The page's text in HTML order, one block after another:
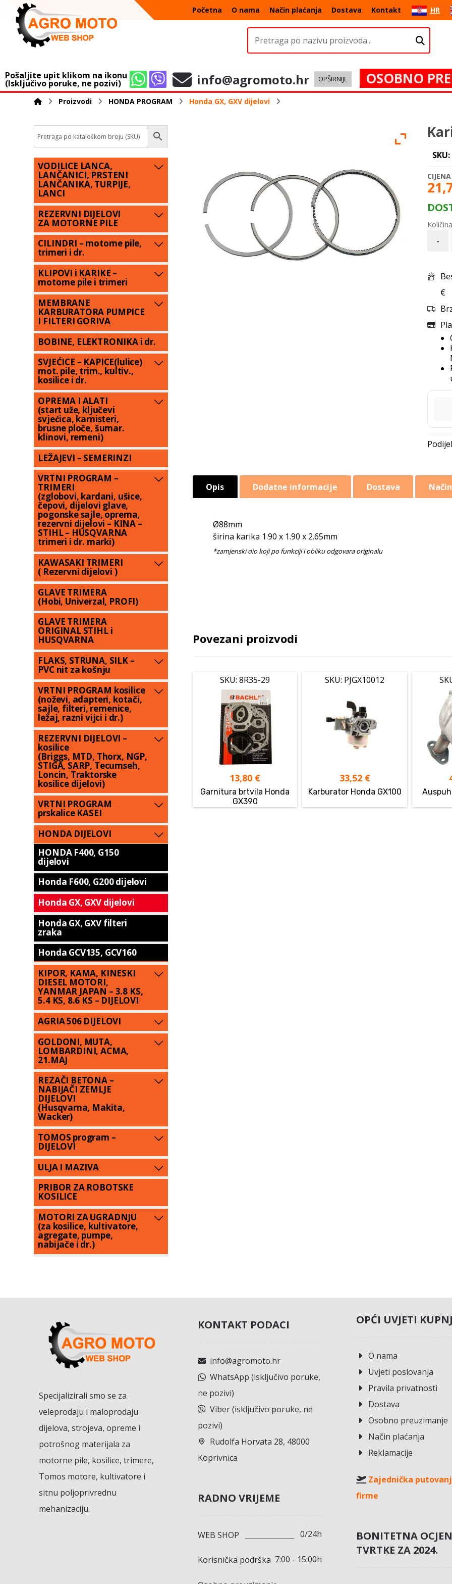
Početna O nama Način plaćanja Dostava Kontakt HR
Pošaljite upit klikom na ikonu
(Isključivo poruke, ne pozivi) info@agromoto.hr OPŠIRNIJE OSOBNO
Proizvodi HONDA PROGRAM Honda GX, GXV dijelovi
-
€
Opis Dodatne informacije Dostava
Ø88mm
širina karika 1.90 x 1.90 x 2.65mm
Povezani proizvodi
SKU: 8R35-29
13,80 €
Garnitura brtvila Honda
GX390
SKU: PJGX10012
33,52 €
Karburator Honda GX100
VODILICE LANCA,
LANČANICI, PRSTENI
LANČANIKA, TURPIJE,
LANCI
REZERVNI DIJELOVI
ZA MOTORNE PILE
CILINDRI – motorne pile,
trimeri i dr.
KLIPOVI i KARIKE –
motorne pile i trimeri
MEMBRANE
KARBURATORA PUMPICE
I FILTERI GORIVA
BOBINE, ELEKTRONIKA i dr.
SVJEĆICE – KAPICE(lulice)
mot. pile, trim., kultiv.,
kosilice i dr.
OPREMA I ALATI
(start uže, ključevi
svjećica, karnisteri,
brusne ploče, šumar.
klinovi, remeni)
LEŽAJEVI – SEMERINZI
VRTNI PROGRAM –
TRIMERI
(zglobovi, kardani, ušice,
čepovi, dijelovi glave,
pogonske sajle, oprema,
rezervni dijelovi – KINA –
STIHL – HUSQVARNA
trimeri i dr. marki)
KAWASAKI TRIMERI
( Rezervni dijelovi )
GLAVE TRIMERA
(Hobi, Univerzal, PROFI)
GLAVE TRIMERA
ORIGINAL STIHL i
HUSQVARNA
FLAKS, STRUNA, SILK –
PVC nit za košnju
VRTNI PROGRAM kosilice
(noževi, adapteri, kotači,
sajle, filteri, remenice,
ležaj, razni vijci i dr.)
REZERVNI DIJELOVI –
kosilice
(Briggs, MTD, Thorx, NGP,
STIGA, SARP, Tecumseh,
Loncin, Traktorske
kosilice dijelovi)
VRTNI PROGRAM
prskalice KASEI
HONDA DIJELOVI
HONDA F400, G150
dijelovi
Honda F600, G200 dijelovi
Honda GX, GXV dijelovi
Honda GX, GXV filteri
zraka
Honda GCV135, GCV160
KIPOR, KAMA, KINESKI
DIESEL MOTORI,
YANMAR JAPAN – 3.8 KS,
5.4 KS, 8.6 KS – DIJELOVI
AGRIA 506 DIJELOVI
GOLDONI, MUTA,
LOMBARDINI, ACMA,
21.MAJ
REZAČI BETONA –
NABIJAČI ZEMLJE
DIJELOVI
(Husqvarna, Makita,
Wacker)
TOMOS program –
DIJELOVI
ULJA I MAZIVA
PRIBOR ZA ROBOTSKE
KOSILICE
MOTORI ZA UGRADNJU
(za kosilice, kultivatore,
agregate, pumpe,
nabijače i dr.)
Specijalizirali smo se za
veleprodaju i maloprodaju
dijelova, strojeva, opreme i
potrošnog materijala za
motorne pile, kosilice, trimere,
Tomos motore, kultivatore i
sitnu poljoprivrednu
mehanizaciju.
KONTAKT PODACI
info@agromoto.hr
WhatsApp (isključivo poruke,
ne pozivi)
Viber (isključivo poruke, ne
pozivi)
Rudolfa Horvata 28, 48000
Koprivnica
RADNO VRIJEME
WEB SHOP 0/24h
Korisnička podrška 7:00 - 15:00h
OPĆI UVJETI
O nama
Uvjeti poslovanja
Pravila privatnosti
Dostava
Osobno preuzimanje
Način plaćanja
Reklamacije
Zajednička
firme
BONITETNA
TVRTKE ZA 2024.